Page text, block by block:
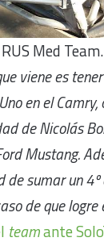
Med
viene es
en el Camry,
de Nicolás
Mustang.
sumar un
de que logre
teamante